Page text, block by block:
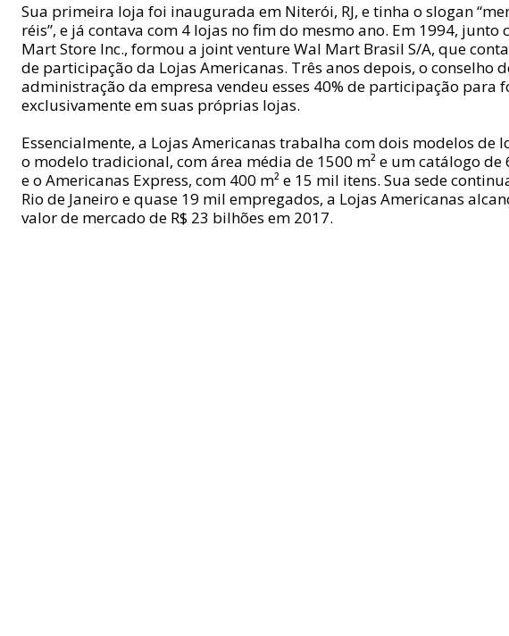
Sua primeira loja foi inaugurada em Niterói, RJ, e tinha o slogan
réis”, e já contava com 4 lojas no fim do mesmo ano. Em 1994, junto
Mart Store Inc., formou a joint venture Wal Mart Brasil S/A, que
de participação da Lojas Americanas. Três anos depois, o conselho
administração da empresa vendeu esses 40% de participação para
exclusivamente em suas próprias lojas.
Essencialmente, a Lojas Americanas trabalha com dois modelos de
o modelo tradicional, com área média de 1500 m² e um catálogo de
e o Americanas Express, com 400 m² e 15 mil itens. Sua sede
Rio de Janeiro e quase 19 mil empregados, a Lojas Americanas
valor de mercado de R$ 23 bilhões em 2017.